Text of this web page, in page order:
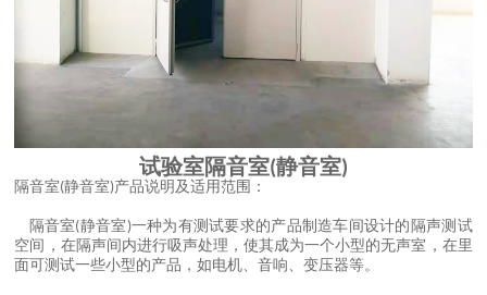
试验室隔音室(静音室)
隔音室(静音室)产品说明及适用范围 ：
隔音室(静音室 )一种为有测试要求的产品制造车间设计的隔声测试
空间 ， 在隔声间内进行吸声处理 ，使其成为一个小型的无声室 ， 在里
面可测试一些小型的产品 ，如电机、音响、变压器等。